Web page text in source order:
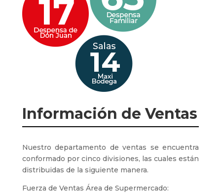
Información de Ventas
Nuestro departamento de ventas se encuentra
conformado por cinco divisiones, las cuales están
distribuidas de la siguiente manera.
Fuerza de Ventas Área de Supermercado: